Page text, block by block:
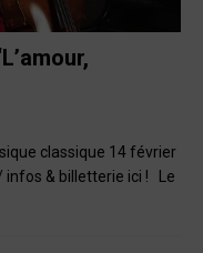
classique 14 février
infos & billetterie ici ! Le